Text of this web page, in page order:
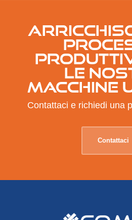
LE
MACCHINE
Contattaci e richiedi una
Contattaci